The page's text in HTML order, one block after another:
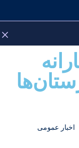
اخبار عمومی